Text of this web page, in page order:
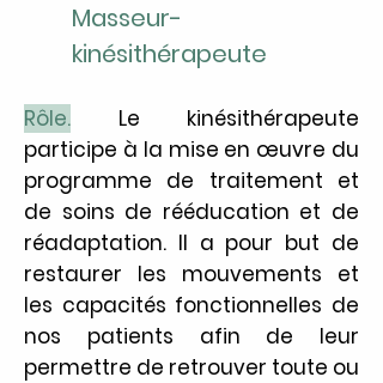
Masseur-
kinésithérapeute
Rôle. Le kinésithérapeute
participe à la mise en œuvre du
programme de traitement et
de soins de rééducation et de
réadaptation. Il a pour but de
restaurer les mouvements et
les capacités fonctionnelles de
nos patients afin de leur
permettre de retrouver toute ou